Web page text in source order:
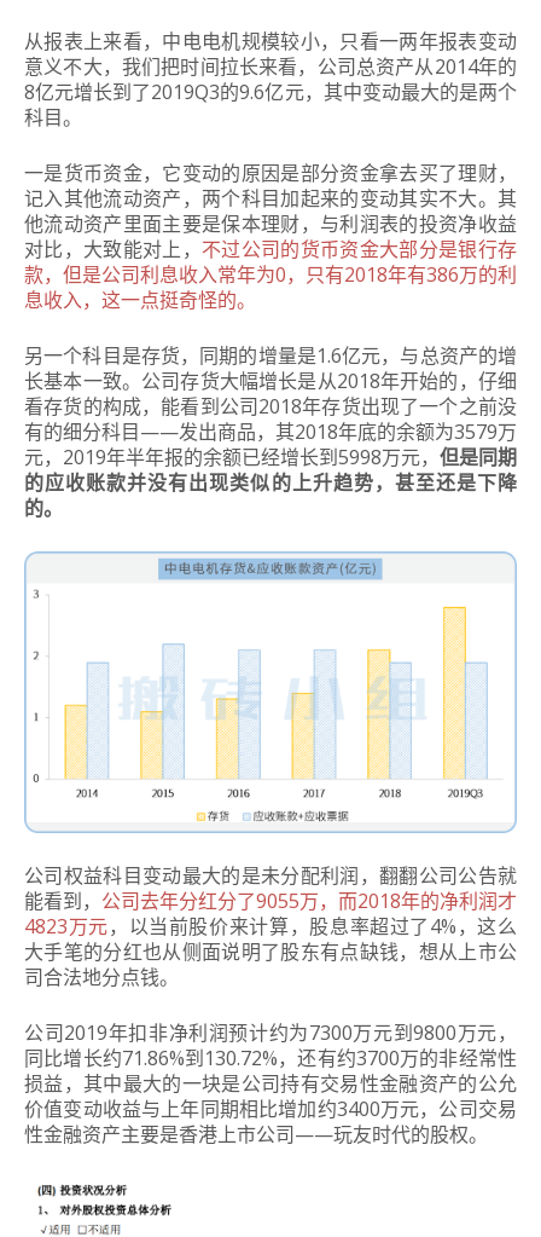
从报表上来看，中电电机规模较小，只看一两年报表变动
意义不大，我们把时间拉长来看，公司总资产从2014年的
8亿元增长到了2019Q3的9.6亿元，其中变动最大的是两个
科目。
一是货币资金，它变动的原因是部分资金拿去买了理财，
记入其他流动资产，两个科目加起来的变动其实不大。其
他流动资产里面主要是保本理财，与利润表的投资净收益
对比，大致能对上， 不过公司的货币资金大部分是银行存
款，但是公司利息收入常年为0，只有2018年有386万的利
息收入，这一点挺奇怪的。
另一个科目是存货，同期的增量是1.6亿元，与总资产的增
长基本一致。公司存货大幅增长是从2018年开始的，仔细
看存货的构成，能看到公司2018年存货出现了一个之前没
有的细分科目——发出商品，其2018年底的余额为3579万
元，2019年半年报的余额已经增长到5998万元， 但是同期
的应收账款并没有出现类似的上升趋势，甚至还是下降
的。
公司权益科目变动最大的是未分配利润，翻翻公司公告就
能看到， 公司去年分红分了9055万，而2018年的净利润才
4823万元，以当前股价来计算，股息率超过了4%，这么
大手笔的分红也从侧面说明了股东有点缺钱，想从上市公
司合法地分点钱。
公司2019年扣非净利润预计约为7300万元到9800万元，
同比增长约71.86%到130.72%，还有约3700万的非经常性
损益，其中最大的一块是公司持有交易性金融资产的公允
价值变动收益与上年同期相比增加约3400万元，公司交易
性金融资产主要是香港上市公司——玩友时代的股权。